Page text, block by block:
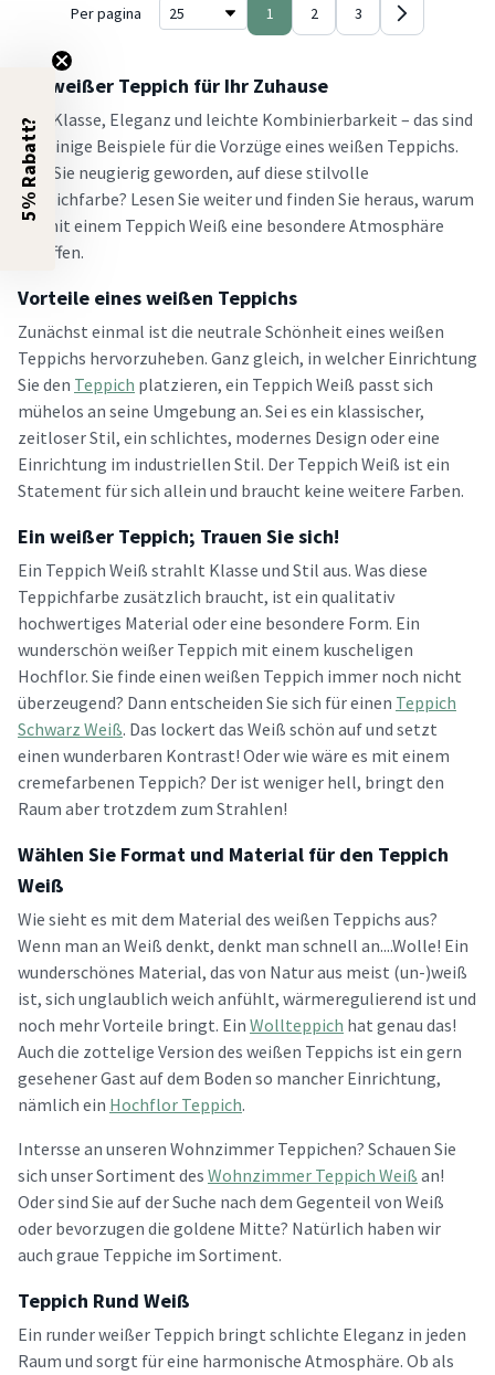
Per pagina 1 2 3
Ein weißer Teppich für Ihr Zuhause
Stil, Klasse, Eleganz und leichte Kombinierbarkeit – das sind
nur einige Beispiele für die Vorzüge eines weißen Teppichs.
Sind Sie neugierig geworden, auf diese stilvolle
Teppichfarbe? Lesen Sie weiter und finden Sie heraus, warum
Sie mit einem Teppich Weiß eine besondere Atmosphäre
schaffen.
Vorteile eines weißen Teppichs
Zunächst einmal ist die neutrale Schönheit eines weißen
Teppichs hervorzuheben. Ganz gleich, in welcher Einrichtung
Sie den Teppich platzieren, ein Teppich Weiß passt sich
mühelos an seine Umgebung an. Sei es ein klassischer,
zeitloser Stil, ein schlichtes, modernes Design oder eine
Einrichtung im industriellen Stil. Der Teppich Weiß ist ein
Statement für sich allein und braucht keine weitere Farben.
Ein weißer Teppich; Trauen Sie sich!
Ein Teppich Weiß strahlt Klasse und Stil aus. Was diese
Teppichfarbe zusätzlich braucht, ist ein qualitativ
hochwertiges Material oder eine besondere Form. Ein
wunderschön weißer Teppich mit einem kuscheligen
Hochflor. Sie finde einen weißen Teppich immer noch nicht
überzeugend? Dann entscheiden Sie sich für einen Teppich
Schwarz Weiß. Das lockert das Weiß schön auf und setzt
einen wunderbaren Kontrast! Oder wie wäre es mit einem
cremefarbenen Teppich? Der ist weniger hell, bringt den
Raum aber trotzdem zum Strahlen!
Wählen Sie Format und Material für den Teppich
Weiß
Wie sieht es mit dem Material des weißen Teppichs aus?
Wenn man an Weiß denkt, denkt man schnell an....Wolle! Ein
wunderschönes Material, das von Natur aus meist (un-)weiß
ist, sich unglaublich weich anfühlt, wärmeregulierend ist und
noch mehr Vorteile bringt. Ein Wollteppich hat genau das!
Auch die zottelige Version des weißen Teppichs ist ein gern
gesehener Gast auf dem Boden so mancher Einrichtung,
nämlich ein Hochflor Teppich.
Intersse an unseren Wohnzimmer Teppichen? Schauen Sie
sich unser Sortiment des Wohnzimmer Teppich Weiß an!
Oder sind Sie auf der Suche nach dem Gegenteil von Weiß
oder bevorzugen die goldene Mitte? Natürlich haben wir
auch graue Teppiche im Sortiment.
Teppich Rund Weiß
Ein runder weißer Teppich bringt schlichte Eleganz in jeden
Raum und sorgt für eine harmonische Atmosphäre. Ob als
5% Rabatt?